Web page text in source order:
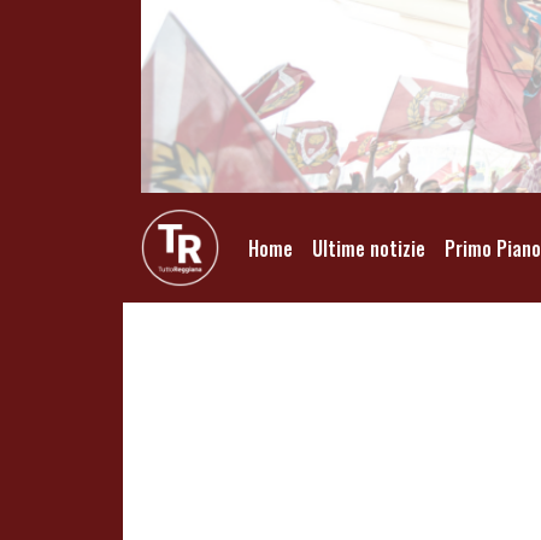
Home Ultime notizie Primo Piano